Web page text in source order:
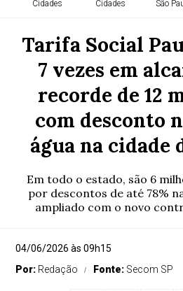
Cidades Cidades São
Tarifa Social
7 vezes em
recorde de 12
com desconto
água na cidade
Em todo o estado, são 6
por descontos de até 78%
ampliado com o novo
04/06/2026 às 09h15
Por: Redação Fonte: Secom SP